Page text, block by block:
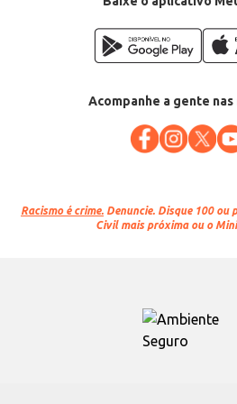
Acompanhe a gente
Racismo é crime. Denuncie. Disque 100 ou
Civil mais próxima ou o